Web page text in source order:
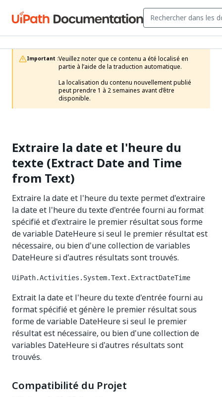
Important :Veuillez noter que ce contenu a été localisé en
partie à l’aide de la traduction automatique.
La localisation du contenu nouvellement publié
peut prendre 1 à 2 semaines avant d’être
disponible.
Extraire la date et l'heure du
texte (Extract Date and Time
from Text)
Extraire la date et l'heure du texte permet d'extraire
la date et l'heure du texte d'entrée fourni au format
spécifié et d'extraire le premier résultat sous forme
de variable DateHeure si seul le premier résultat est
nécessaire, ou bien d'une collection de variables
DateHeure si d'autres résultats sont trouvés.
UiPath.Activities.System.Text.ExtractDateTime
Extrait la date et l'heure du texte d'entrée fourni au
format spécifié et génère le premier résultat sous
forme de variable DateHeure si seul le premier
résultat est nécessaire, ou bien d'une collection de
variables DateHeure si d'autres résultats sont
trouvés.
Compatibilité du Projet